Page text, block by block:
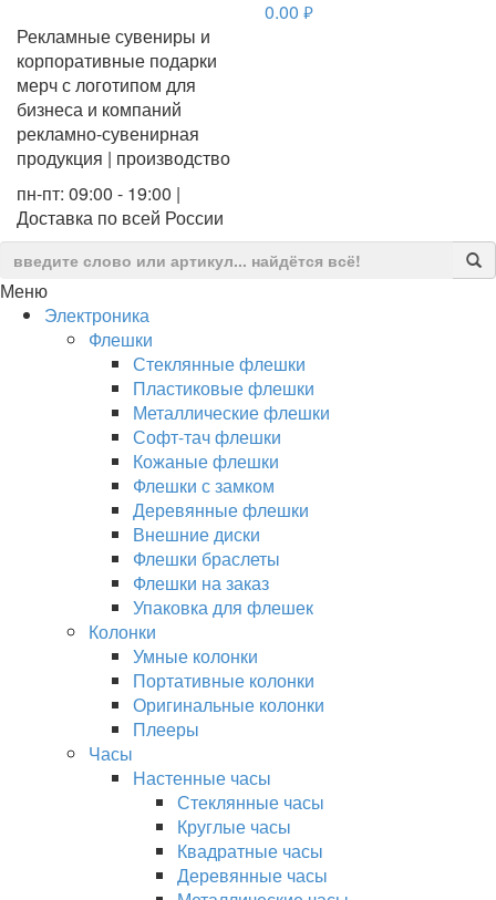
Рекламные сувениры и
корпоративные подарки
мерч с логотипом для
бизнеса и компаний
рекламно-сувенирная
продукция | производство
пн-пт: 09:00 - 19:00 |
Доставка по всей России
0.00 руб.
Меню
Электроника
Флешки
Стеклянные флешки
Пластиковые флешки
Металлические флешки
Софт-тач флешки
Кожаные флешки
Флешки с замком
Деревянные флешки
Внешние диски
Флешки браслеты
Флешки на заказ
Упаковка для флешек
Колонки
Умные колонки
Портативные колонки
Оригинальные колонки
Плееры
Часы
Настенные часы
Стеклянные часы
Круглые часы
Квадратные часы
Деревянные часы